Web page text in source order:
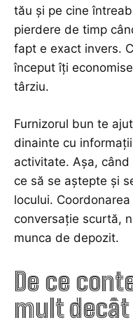
tău și pe cine
pierdere de timp
fapt e exact invers.
început îți
târziu.
Furnizorul bun te
dinainte cu
activitate. Așa,
ce să se aștepte și
locului.
conversație scurtă,
munca de depozit.
De ce
mult